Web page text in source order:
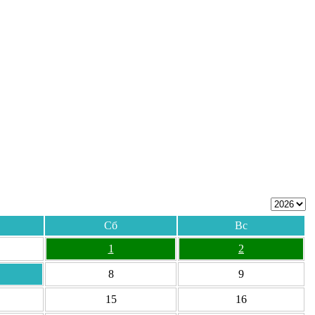
Сб
Вс
1
2
8 9
15 16